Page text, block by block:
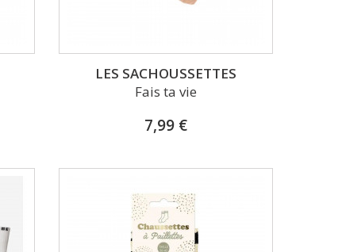
LES SACHOUSSETTES
Fais ta vie
7,99 €